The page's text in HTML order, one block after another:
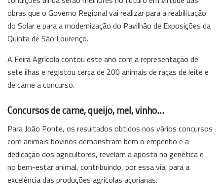
obras que o Governo Regional vai realizar para a reabilitação
do Solar e para a modernização do Pavilhão de Exposições da
Quinta de São Lourenço.
A Feira Agrícola contou este ano com a representação de
sete ilhas e registou cerca de 200 animais de raças de leite e
de carne a concurso.
Concursos de carne, queijo, mel, vinho…
Para João Ponte, os resultados obtidos nos vários concursos
com animais bovinos demonstram bem o empenho e a
dedicação dos agricultores, revelam a aposta na genética e
no bem-estar animal, contribuindo, por essa via, para a
excelência das produções agrícolas açorianas.